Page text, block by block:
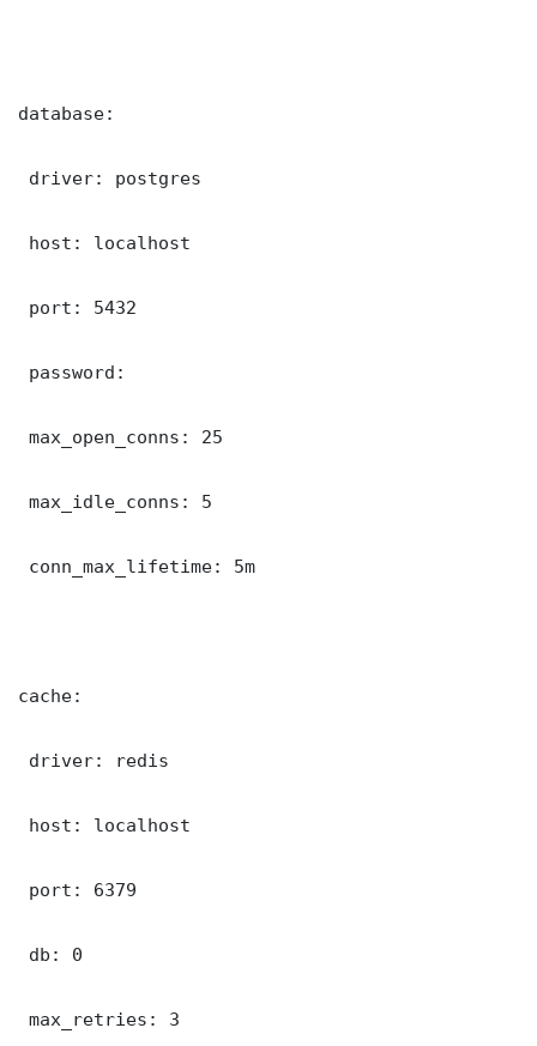
database:
driver: postgres
host: localhost
port: 5432
password:
max_open_conns: 25
max_idle_conns: 5
conn_max_lifetime: 5m
cache:
driver: redis
host: localhost
port: 6379
db: 0
max_retries: 3